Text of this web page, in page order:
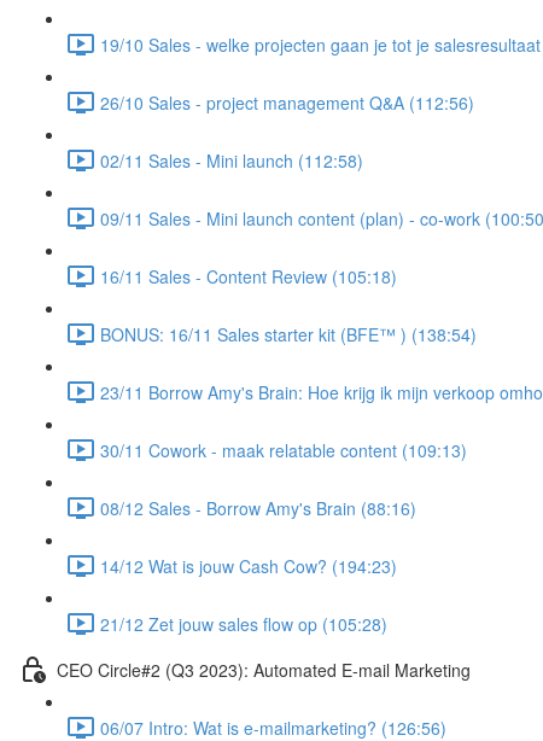
19/10 Sales - welke projecten gaan je tot je
26/10 Sales - project management Q&A (112:56)
02/11 Sales - Mini launch (112:58)
09/11 Sales - Mini launch content (plan) - co-work
16/11 Sales - Content Review (105:18)
BONUS: 16/11 Sales starter kit (BFE™ ) (138:54)
23/11 Borrow Amy's Brain: Hoe krijg ik mijn verkoop
30/11 Cowork - maak relatable content (109:13)
08/12 Sales - Borrow Amy's Brain (88:16)
14/12 Wat is jouw Cash Cow? (194:23)
21/12 Zet jouw sales flow op (105:28)
CEO Circle#2 (Q3 2023): Automated E-mail Marketing
06/07 Intro: Wat is e-mailmarketing? (126:56)